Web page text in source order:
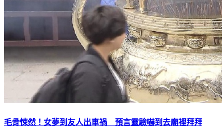
毛骨悚然！女夢到友人出車禍 預言靈驗嚇到去廟裡拜拜